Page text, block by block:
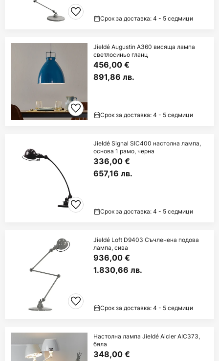
Срок за доставка: 4 - 5 седмици
Jieldé Augustin A360 висяща лампа
светлосиньо гланц
456,00 €
891,86 лв.
Срок за доставка: 4 - 5 седмици
Jieldé Signal SIC400 настолна лампа,
основа 1 рамо, черна
336,00 €
657,16 лв.
Срок за доставка: 4 - 5 седмици
Jieldé Loft D9403 Съчленена подова
лампа, сива
936,00 €
1.830,66 лв.
Срок за доставка: 4 - 5 седмици
Настолна лампа Jieldé Aicler AIC373,
бяла
348,00 €